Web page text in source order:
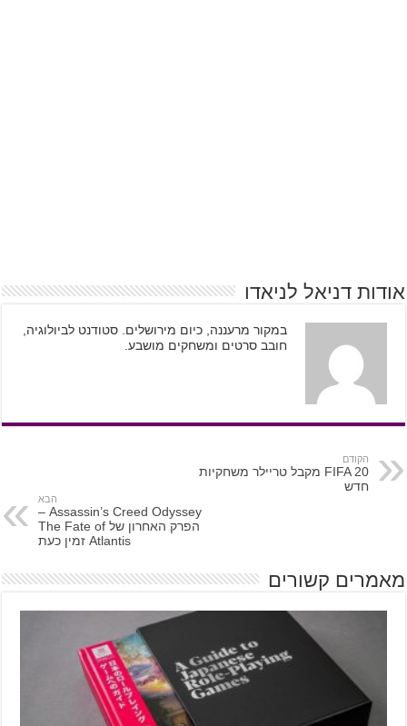
אודות דניאל לניאדו
במקור מרעננה, כיום מירושלים. סטודנט לביולוגיה,
חובב סרטים ומשחקים מושבע.
הקודם
FIFA 20 מקבל טריילר משחקיות
חדש
הבא
Assassin’s Creed Odyssey –
הפרק האחרון של The Fate of
Atlantis זמין כעת
מאמרים קשורים